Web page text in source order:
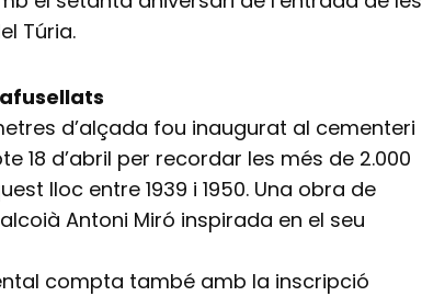
Túria.
d’alçada fou inaugurat al cementeri
18 d’abril per recordar les més de 2.000
lloc entre 1939 i 1950. Una obra de
Antoni Miró inspirada en el seu
compta també amb la inscripció